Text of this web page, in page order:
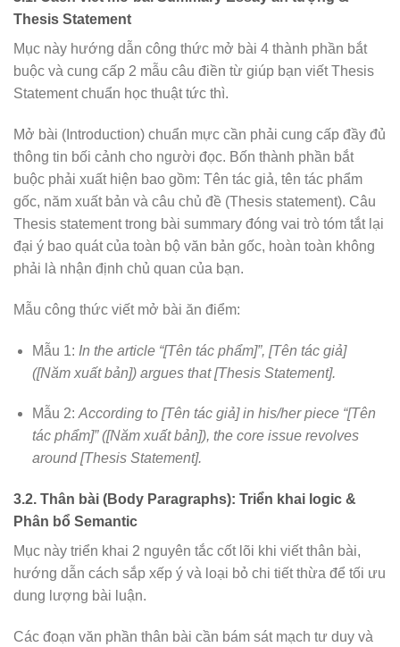
Thesis Statement
Mục này hướng dẫn công thức mở bài 4 thành phần bắt
buộc và cung cấp 2 mẫu câu điền từ giúp bạn viết Thesis
Statement chuẩn học thuật tức thì.
Mở bài (Introduction) chuẩn mực cần phải cung cấp đầy đủ
thông tin bối cảnh cho người đọc. Bốn thành phần bắt
buộc phải xuất hiện bao gồm: Tên tác giả, tên tác phẩm
gốc, năm xuất bản và câu chủ đề (Thesis statement). Câu
Thesis statement trong bài summary đóng vai trò tóm tắt lại
đại ý bao quát của toàn bộ văn bản gốc, hoàn toàn không
phải là nhận định chủ quan của bạn.
Mẫu công thức viết mở bài ăn điểm:
Mẫu 1: In the article “[Tên tác phẩm]”, [Tên tác giả]
([Năm xuất bản]) argues that [Thesis Statement].
Mẫu 2: According to [Tên tác giả] in his/her piece “[Tên
tác phẩm]” ([Năm xuất bản]), the core issue revolves
around [Thesis Statement].
3.2. Thân bài (Body Paragraphs): Triển khai logic &
Phân bổ Semantic
Mục này triển khai 2 nguyên tắc cốt lõi khi viết thân bài,
hướng dẫn cách sắp xếp ý và loại bỏ chi tiết thừa để tối ưu
dung lượng bài luận.
Các đoạn văn phần thân bài cần bám sát mạch tư duy và